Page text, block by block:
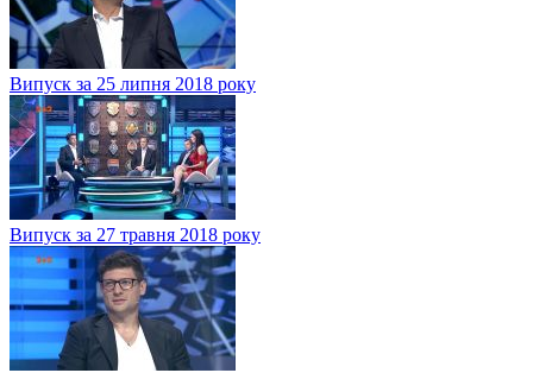
Випуск за 25 липня 2018 року
Випуск за 27 травня 2018 року